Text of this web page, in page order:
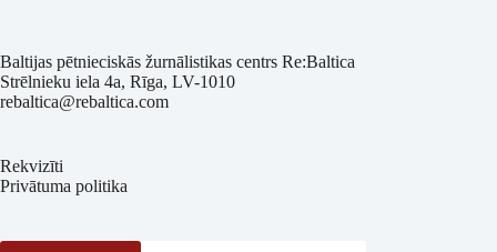
Baltijas pētnieciskās žurnālistikas centrs Re:Baltica
Strēlnieku iela 4a, Rīga, LV-1010
rebaltica@rebaltica.com
Rekvizīti
Privātuma politika